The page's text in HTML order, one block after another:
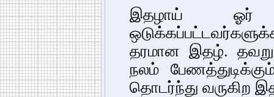
இதழாய் ஓர்
தரமான இதழ்.
நலம்
தொடர்ந்து வருகிற